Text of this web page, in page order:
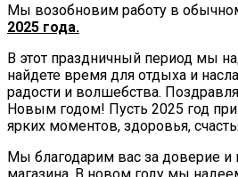
Мы возобновим работу в
2025 года.
В этот праздничный период мы
найдете время для отдыха и
радости и волшебства.
Новым годом! Пусть 2025 год
ярких моментов, здоровья,
Мы благодарим вас за доверие